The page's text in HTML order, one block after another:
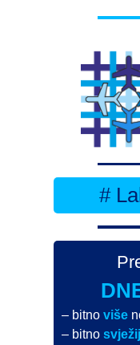
#
– bitnoviše
– bitno